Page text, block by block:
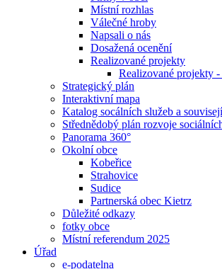
Místní rozhlas
Válečné hroby
Napsali o nás
Dosažená ocenění
Realizované projekty
Realizované projekty
Strategický plán
Interaktivní mapa
Katalog socálních služeb a
Střednědobý plán rozvoje
Panorama 360°
Okolní obce
Kobeřice
Strahovice
Sudice
Partnerská obec Kietrz
Důležité odkazy
fotky obce
Místní referendum 2025
Úřad
e-podatelna